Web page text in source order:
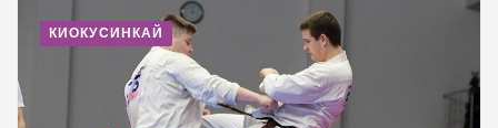
КИОКУСИНКАЙ